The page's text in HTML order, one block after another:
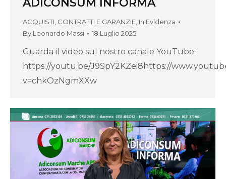
ADICONSUM INFORMA
ACQUISTI, CONTRATTI E GARANZIE In Evidenza
By Leonardo Massi 18 Luglio 2025
Guarda il video sul nostro canale YouTube:
https://youtu.be/J9SpY2KZei8https://
v=chkOzNgmXXw